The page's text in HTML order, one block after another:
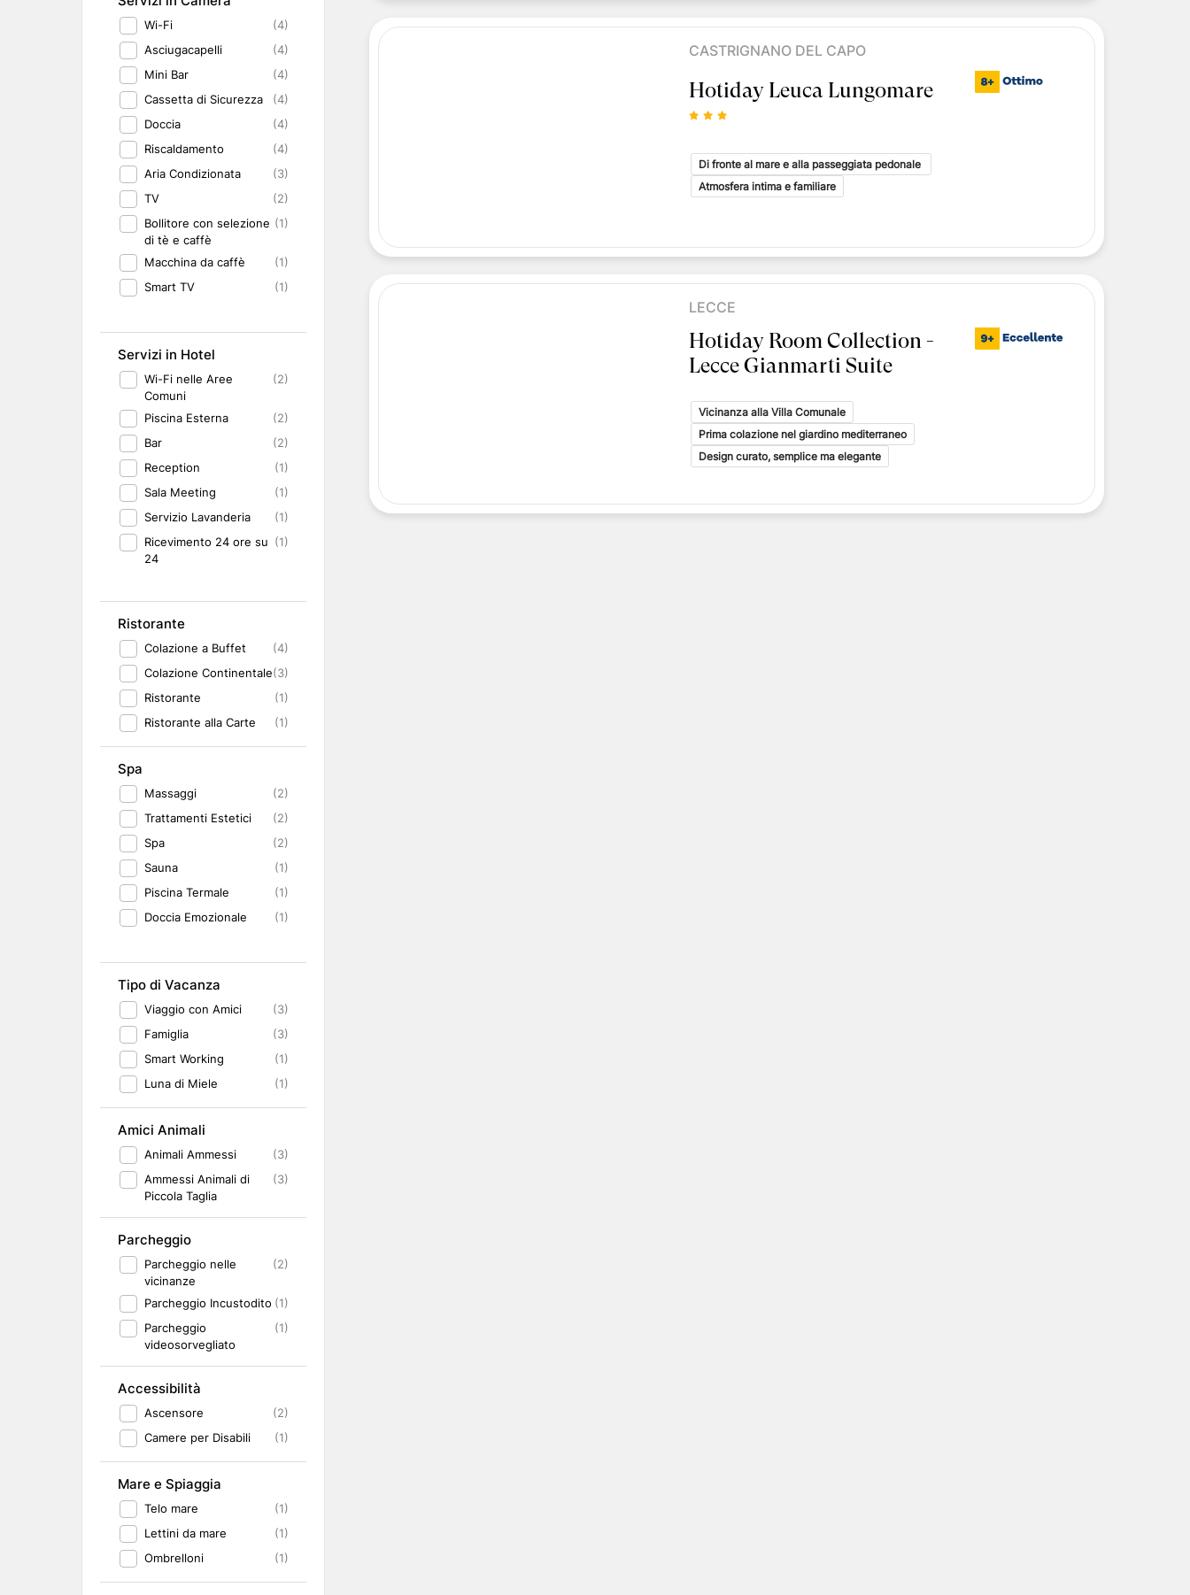
Wi-Fi
(4)
Asciugacapelli
(4)
Mini Bar
(4)
Cassetta di Sicurezza
(4)
Doccia
(4)
Riscaldamento
(4)
Aria Condizionata
(3)
TV
(2)
Bollitore con selezione
di tè e caffè
(1)
Macchina da caffè
(1)
Smart TV
(1)
Servizi in Hotel
Wi-Fi nelle Aree
Comuni
(2)
Piscina Esterna
(2)
Bar
(2)
Reception
(1)
Sala Meeting
(1)
Servizio Lavanderia
(1)
Ricevimento 24 ore su
24
(1)
Ristorante
Colazione a Buffet
(4)
Colazione Continentale(3)
Ristorante
(1)
Ristorante alla Carte
(1)
Spa
Massaggi
(2)
Trattamenti Estetici
(2)
Spa
(2)
Sauna
(1)
Piscina Termale
(1)
Doccia Emozionale
(1)
Tipo di Vacanza
Viaggio con Amici
(3)
Famiglia
(3)
Smart Working
(1)
Luna di Miele
(1)
Amici Animali
Animali Ammessi
(3)
Ammessi Animali di
Piccola Taglia
(3)
Parcheggio
Parcheggio nelle
vicinanze
(2)
Parcheggio Incustodito (1)
Parcheggio
videosorvegliato
(1)
Accessibilità
Ascensore
(2)
Camere per Disabili
(1)
Mare e Spiaggia
Telo mare
(1)
Lettini da mare
(1)
Ombrelloni
(1)
CASTRIGNANO DEL CAPO
Hotiday Leuca Lungomare
Di fronte al mare e alla passeggiata pedonale
Atmosfera intima e familiare
LECCE
Hotiday Room Collection -
Lecce Gianmarti Suite
Vicinanza alla Villa Comunale
Prima colazione nel giardino mediterraneo
Design curato, semplice ma elegante